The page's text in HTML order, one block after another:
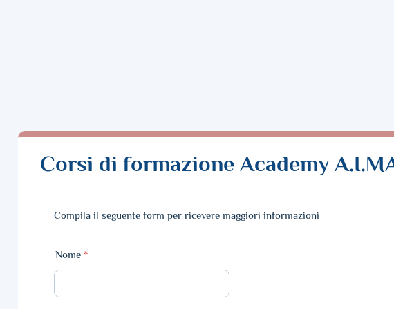
Corsi di formazione Academy
Compila il seguente form per ricevere maggiori informazioni
Nome *